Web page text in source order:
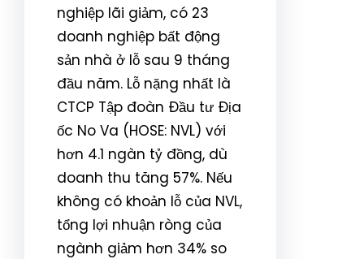
nghiệp lãi giảm, có 23
doanh nghiệp bất động
sản nhà ở lỗ sau 9 tháng
đầu năm. Lỗ nặng nhất là
CTCP Tập đoàn Đầu tư Địa
ốc No Va (HOSE: NVL) với
hơn 4.1 ngàn tỷ đồng, dù
doanh thu tăng 57%. Nếu
không có khoản lỗ của NVL,
tổng lợi nhuận ròng của
ngành giảm hơn 34% so